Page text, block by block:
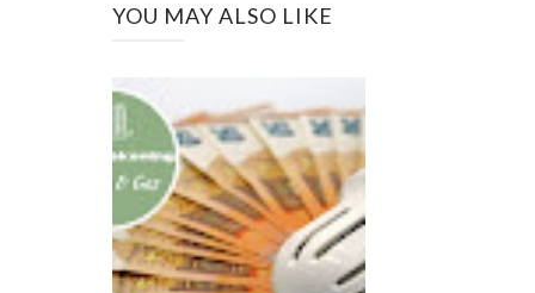
YOU MAY ALSO LIKE